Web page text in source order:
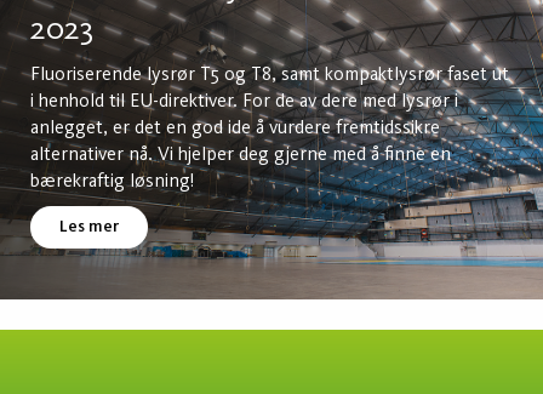
2023
Fluoriserende lysrør T5 og T8, samt kompaktlysrør faset ut
i henhold til EU-direktiver. For de av dere med lysrør i
anlegget, er det en god ide å vurdere fremtidssikre
alternativer nå. Vi hjelper deg gjerne med å finne en
bærekraftig løsning!
Les mer